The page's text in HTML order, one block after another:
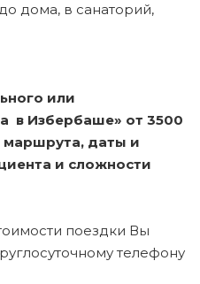
дома, в санаторий,
или
в Избербаше» от 3500
маршрута, даты и
и сложности
поездки Вы
телефону